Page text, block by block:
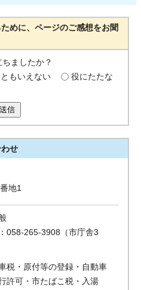
めに、ページのご感想をお聞
ましたか？
もいえない
役にたたな
送信
せ
地1
058-265-3908（市庁舎3
税・原付等の登録・自動車
許可・市たばこ税・入湯